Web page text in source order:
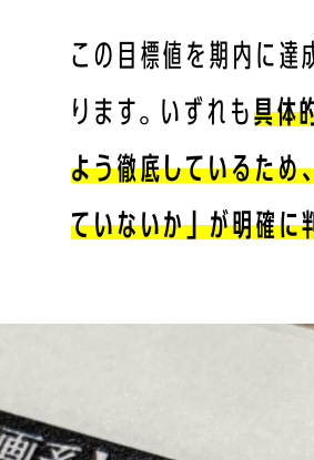
この目標値を期内に達
ります。いずれも具体
よう徹底しているた
ていないか」が明確に